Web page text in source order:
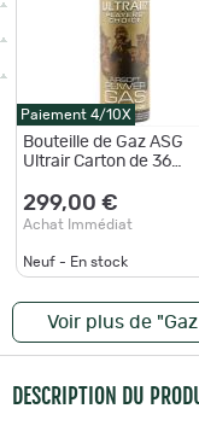
Paiement 4/10X
Bouteille de Gaz ASG
Ultrair Carton de 36
299,00 €
Achat Immédiat
Neuf - En stock
Voir plus de
DESCRIPTION DU